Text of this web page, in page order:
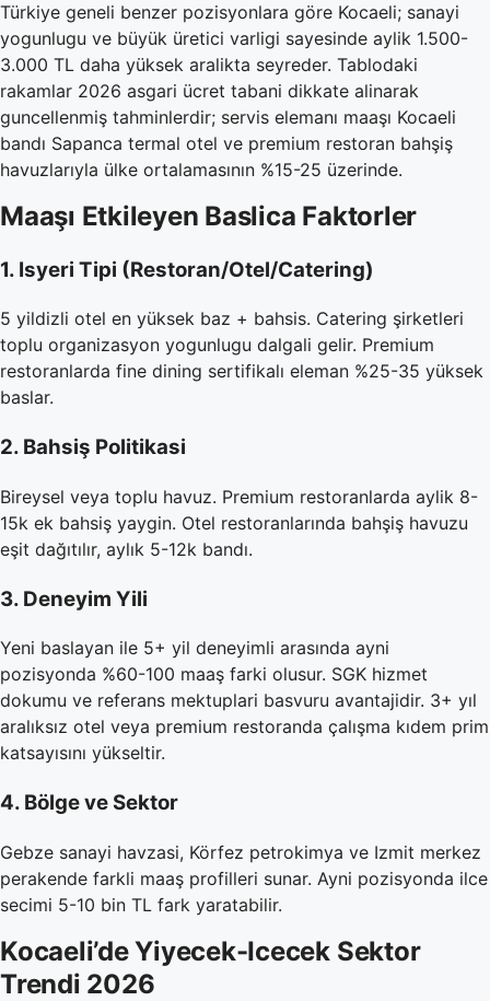
Türkiye geneli benzer pozisyonlara göre Kocaeli; sanayi
yogunlugu ve büyük üretici varligi sayesinde aylik 1.500-
3.000 TL daha yüksek aralikta seyreder. Tablodaki
rakamlar 2026 asgari ücret tabani dikkate alinarak
guncellenmiş tahminlerdir; servis elemanı maaşı Kocaeli
bandı Sapanca termal otel ve premium restoran bahşiş
havuzlarıyla ülke ortalamasının %15-25 üzerinde.
Maaşı Etkileyen Baslica Faktorler
1. Isyeri Tipi (Restoran/Otel/Catering)
5 yildizli otel en yüksek baz + bahsis. Catering şirketleri
toplu organizasyon yogunlugu dalgali gelir. Premium
restoranlarda fine dining sertifikalı eleman %25-35 yüksek
baslar.
2. Bahsiş Politikasi
Bireysel veya toplu havuz. Premium restoranlarda aylik 8-
15k ek bahsiş yaygin. Otel restoranlarında bahşiş havuzu
eşit dağıtılır, aylık 5-12k bandı.
3. Deneyim Yili
Yeni baslayan ile 5+ yil deneyimli arasında ayni
pozisyonda %60-100 maaş farki olusur. SGK hizmet
dokumu ve referans mektuplari basvuru avantajidir. 3+ yıl
aralıksız otel veya premium restoranda çalışma kıdem prim
katsayısını yükseltir.
4. Bölge ve Sektor
Gebze sanayi havzasi, Körfez petrokimya ve Izmit merkez
perakende farkli maaş profilleri sunar. Ayni pozisyonda ilce
secimi 5-10 bin TL fark yaratabilir.
Kocaeli’de Yiyecek-Icecek Sektor
Trendi 2026